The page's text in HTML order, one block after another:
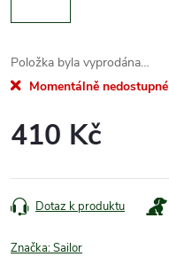
Položka byla vyprodána…
Momentálně nedostupné
410 Kč
cena:
Dotaz k produktu
Značka:Sailor